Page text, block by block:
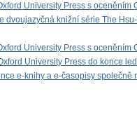
University Press s oceněním
dvoujazyčná knižní série The
University Press s oceněním
University Press do konce
e-knihy a e-časopisy společně